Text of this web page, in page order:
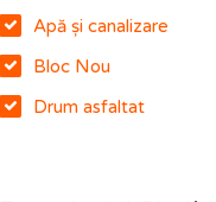
Apă și canalizare
Bloc Nou
Drum asfaltat